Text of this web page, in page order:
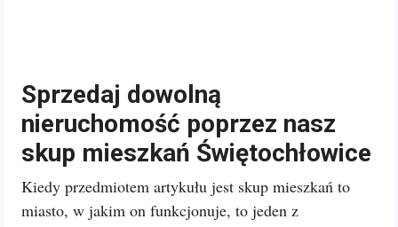
Sprzedaj dowolną
nieruchomość poprzez nasz
skup mieszkań Świętochłowice
Kiedy przedmiotem artykułu jest skup mieszkań to
miasto, w jakim on funkcjonuje, to jeden z